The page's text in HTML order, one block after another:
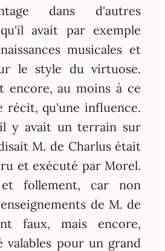
dans d'autres
avait par exemple
musicales et
le style du virtuose.
encore, au moins à ce
récit, qu'une influence.
il y avait un terrain sur
M. de Charlus était
et exécuté par Morel.
et follement, car non
de M. de
faux, mais encore,
valables pour un grand